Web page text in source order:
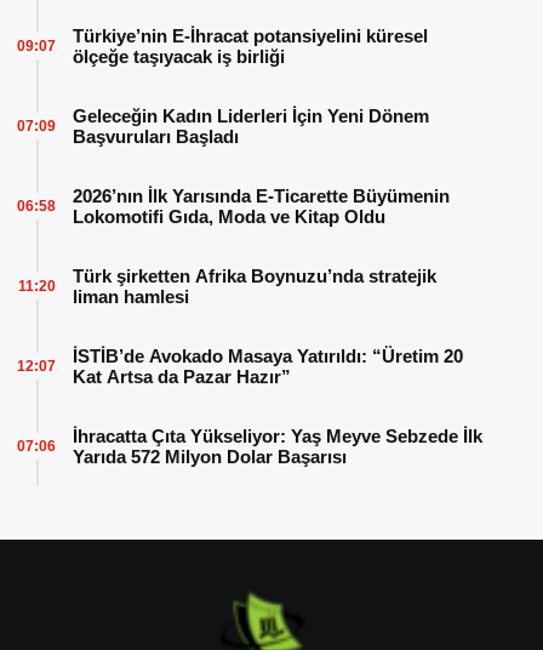
Türkiye’nin E-İhracat potansiyelini küresel
ölçeğe taşıyacak iş birliği
09:07
Geleceğin Kadın Liderleri İçin Yeni Dönem
Başvuruları Başladı
07:09
2026’nın İlk Yarısında E-Ticarette Büyümenin
Lokomotifi Gıda, Moda ve Kitap Oldu
06:58
Türk şirketten Afrika Boynuzu’nda stratejik
liman hamlesi
11:20
İSTİB’de Avokado Masaya Yatırıldı: “Üretim 20
Kat Artsa da Pazar Hazır”
12:07
İhracatta Çıta Yükseliyor: Yaş Meyve Sebzede İlk
Yarıda 572 Milyon Dolar Başarısı
07:06